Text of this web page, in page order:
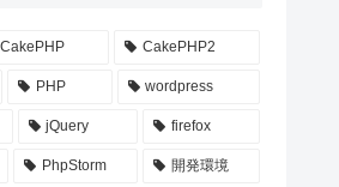
CakePHP CakePHP2
PHP wordpress
jQuery firefox
PhpStorm 開発環境